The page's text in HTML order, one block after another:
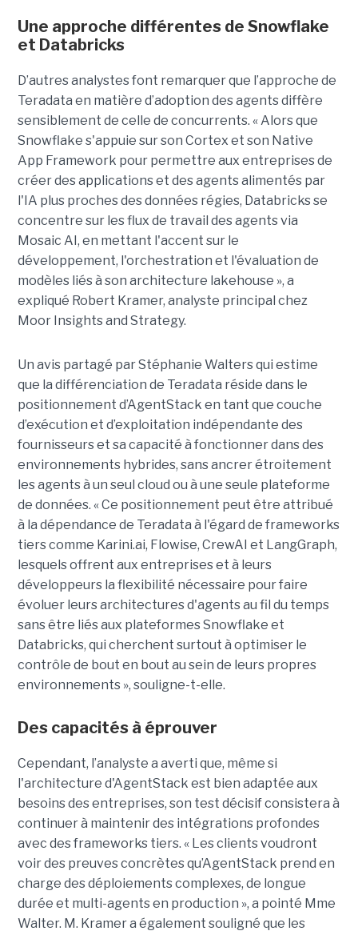
Une approche différentes de Snowflake
et Databricks
D’autres analystes font remarquer que l’approche de
Teradata en matière d’adoption des agents diffère
sensiblement de celle de concurrents. « Alors que
Snowflake s'appuie sur son Cortex et son Native
App Framework pour permettre aux entreprises de
créer des applications et des agents alimentés par
l'IA plus proches des données régies, Databricks se
concentre sur les flux de travail des agents via
Mosaic AI, en mettant l'accent sur le
développement, l'orchestration et l'évaluation de
modèles liés à son architecture lakehouse », a
expliqué Robert Kramer, analyste principal chez
Moor Insights and Strategy.
Un avis partagé par Stéphanie Walters qui estime
que la différenciation de Teradata réside dans le
positionnement d’AgentStack en tant que couche
d’exécution et d’exploitation indépendante des
fournisseurs et sa capacité à fonctionner dans des
environnements hybrides, sans ancrer étroitement
les agents à un seul cloud ou à une seule plateforme
de données. « Ce positionnement peut être attribué
à la dépendance de Teradata à l'égard de frameworks
tiers comme Karini.ai, Flowise, CrewAI et LangGraph,
lesquels offrent aux entreprises et à leurs
développeurs la flexibilité nécessaire pour faire
évoluer leurs architectures d'agents au fil du temps
sans être liés aux plateformes Snowflake et
Databricks, qui cherchent surtout à optimiser le
contrôle de bout en bout au sein de leurs propres
environnements », souligne-t-elle.
Des capacités à éprouver
Cependant, l’analyste a averti que, même si
l'architecture d'AgentStack est bien adaptée aux
besoins des entreprises, son test décisif consistera à
continuer à maintenir des intégrations profondes
avec des frameworks tiers. « Les clients voudront
voir des preuves concrètes qu’AgentStack prend en
charge des déploiements complexes, de longue
durée et multi-agents en production », a pointé Mme
Walter. M. Kramer a également souligné que les